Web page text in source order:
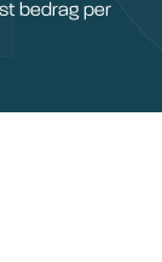
bedrag per